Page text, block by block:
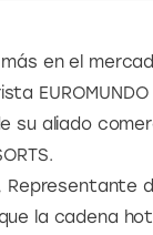
en el
su aliado
Representante
la cadena